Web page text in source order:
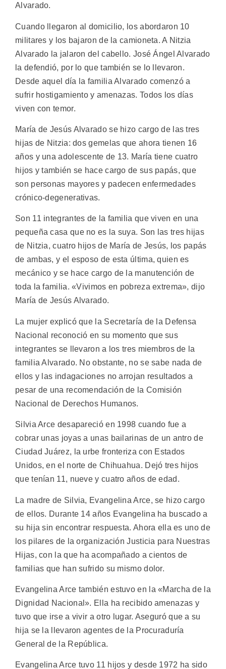
Alvarado.
Cuando llegaron al domicilio, los abordaron 10
militares y los bajaron de la camioneta. A Nitzia
Alvarado la jalaron del cabello. José Ángel Alvarado
la defendió, por lo que también se lo llevaron.
Desde aquel día la familia Alvarado comenzó a
sufrir hostigamiento y amenazas. Todos los días
viven con temor.
María de Jesús Alvarado se hizo cargo de las tres
hijas de Nitzia: dos gemelas que ahora tienen 16
años y una adolescente de 13. María tiene cuatro
hijos y también se hace cargo de sus papás, que
son personas mayores y padecen enfermedades
crónico-degenerativas.
Son 11 integrantes de la familia que viven en una
pequeña casa que no es la suya. Son las tres hijas
de Nitzia, cuatro hijos de María de Jesús, los papás
de ambas, y el esposo de esta última, quien es
mecánico y se hace cargo de la manutención de
toda la familia. «Vivimos en pobreza extrema», dijo
María de Jesús Alvarado.
La mujer explicó que la Secretaría de la Defensa
Nacional reconoció en su momento que sus
integrantes se llevaron a los tres miembros de la
familia Alvarado. No obstante, no se sabe nada de
ellos y las indagaciones no arrojan resultados a
pesar de una recomendación de la Comisión
Nacional de Derechos Humanos.
Silvia Arce desapareció en 1998 cuando fue a
cobrar unas joyas a unas bailarinas de un antro de
Ciudad Juárez, la urbe fronteriza con Estados
Unidos, en el norte de Chihuahua. Dejó tres hijos
que tenían 11, nueve y cuatro años de edad.
La madre de Silvia, Evangelina Arce, se hizo cargo
de ellos. Durante 14 años Evangelina ha buscado a
su hija sin encontrar respuesta. Ahora ella es uno de
los pilares de la organización Justicia para Nuestras
Hijas, con la que ha acompañado a cientos de
familias que han sufrido su mismo dolor.
Evangelina Arce también estuvo en la «Marcha de la
Dignidad Nacional». Ella ha recibido amenazas y
tuvo que irse a vivir a otro lugar. Aseguró que a su
hija se la llevaron agentes de la Procuraduría
General de la República.
Evangelina Arce tuvo 11 hijos y desde 1972 ha sido